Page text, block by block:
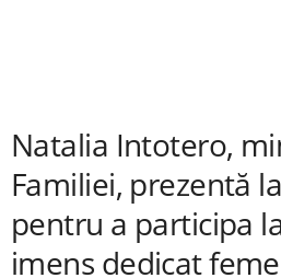
Natalia Intotero,
Familiei, prezentă
pentru a participa
imens dedicat